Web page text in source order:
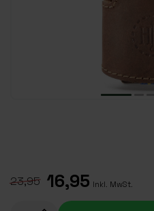
23,95 16,95 Inkl. MwSt.